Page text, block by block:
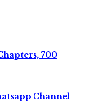
700
Channel